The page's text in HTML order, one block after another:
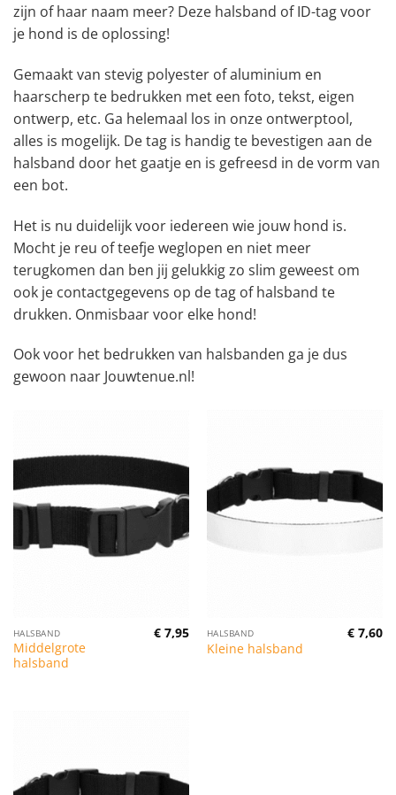
zijn of haar naam meer? Deze halsband of ID-tag voor
je hond is de oplossing!
Gemaakt van stevig polyester of aluminium en
haarscherp te bedrukken met een foto, tekst, eigen
ontwerp, etc. Ga helemaal los in onze ontwerptool,
alles is mogelijk. De tag is handig te bevestigen aan de
halsband door het gaatje en is gefreesd in de vorm van
een bot.
Het is nu duidelijk voor iedereen wie jouw hond is.
Mocht je reu of teefje weglopen en niet meer
terugkomen dan ben jij gelukkig zo slim geweest om
ook je contactgegevens op de tag of halsband te
drukken. Onmisbaar voor elke hond!
Ook voor het bedrukken van halsbanden ga je dus
gewoon naar Jouwtenue.nl!
HALSBAND
Middelgrote
halsband
€ 7,95 HALSBAND
Kleine halsband
€ 7,60